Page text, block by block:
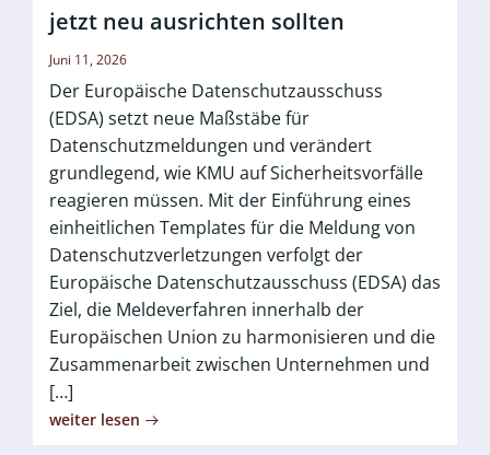
jetzt neu ausrichten sollten
Juni 11, 2026
Der Europäische Datenschutzausschuss
(EDSA) setzt neue Maßstäbe für
Datenschutzmeldungen und verändert
grundlegend, wie KMU auf Sicherheitsvorfälle
reagieren müssen. Mit der Einführung eines
einheitlichen Templates für die Meldung von
Datenschutzverletzungen verfolgt der
Europäische Datenschutzausschuss (EDSA) das
Ziel, die Meldeverfahren innerhalb der
Europäischen Union zu harmonisieren und die
Zusammenarbeit zwischen Unternehmen und
[…]
weiter lesen